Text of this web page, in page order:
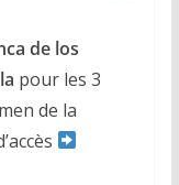
de los
pour les 3
de la